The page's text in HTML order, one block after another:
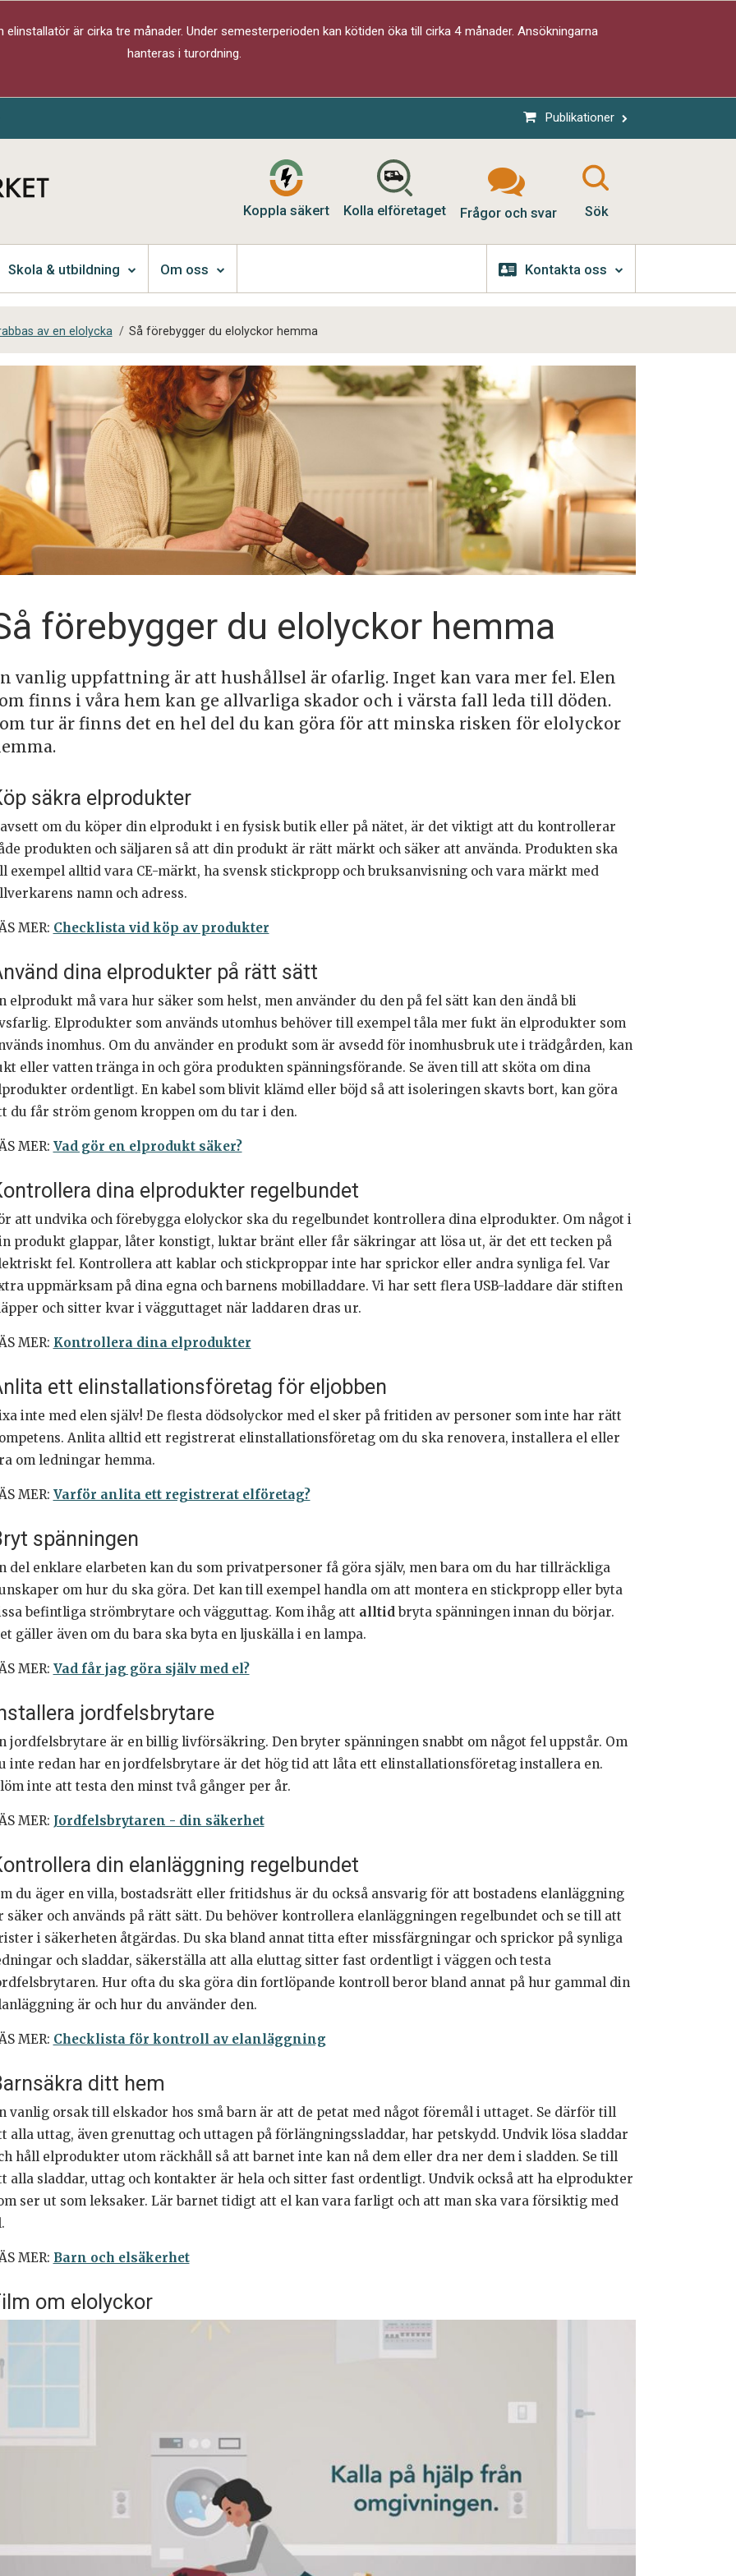
är cirka tre månader. Under semesterperioden kan kötiden öka till cirka 4 månader. Ansökningarna
hanteras i turordning.
Publikationer
Koppla säkert Kolla elföretaget Frågor och svar Sök
Skola & utbildning Om oss Kontakta oss
av en elolycka / Så förebygger du elolyckor hemma
förebygger du elolyckor hemma
vanlig uppfattning är att hushållsel är ofarlig. Inget kan vara mer fel. Elen
finns i våra hem kan ge allvarliga skador och i värsta fall leda till döden.
tur är finns det en hel del du kan göra för att minska risken för elolyckor
säkra elprodukter
om du köper din elprodukt i en fysisk butik eller på nätet, är det viktigt att du kontrollerar
produkten och säljaren så att din produkt är rätt märkt och säker att använda. Produkten ska
exempel alltid vara CE-märkt, ha svensk stickpropp och bruksanvisning och vara märkt med
namn och adress.
MER: Checklista vid köp av produkter
dina elprodukter på rätt sätt
elprodukt må vara hur säker som helst, men använder du den på fel sätt kan den ändå bli
Elprodukter som används utomhus behöver till exempel tåla mer fukt än elprodukter som
inomhus. Om du använder en produkt som är avsedd för inomhusbruk ute i trädgården, kan
eller vatten tränga in och göra produkten spänningsförande. Se även till att sköta om dina
ordentligt. En kabel som blivit klämd eller böjd så att isoleringen skavts bort, kan göra
du får ström genom kroppen om du tar i den.
MER: Vad gör en elprodukt säker?
dina elprodukter regelbundet
att undvika och förebygga elolyckor ska du regelbundet kontrollera dina elprodukter. Om något i
produkt glappar, låter konstigt, luktar bränt eller får säkringar att lösa ut, är det ett tecken på
fel. Kontrollera att kablar och stickproppar inte har sprickor eller andra synliga fel. Var
uppmärksam på dina egna och barnens mobilladdare. Vi har sett flera USB-laddare där stiften
och sitter kvar i vägguttaget när laddaren dras ur.
MER: Kontrollera dina elprodukter
ett elinstallationsföretag för eljobben
inte med elen själv! De flesta dödsolyckor med el sker på fritiden av personer som inte har rätt
Anlita alltid ett registrerat elinstallationsföretag om du ska renovera, installera el eller
om ledningar hemma.
MER: Varför anlita ett registrerat elföretag?
spänningen
del enklare elarbeten kan du som privatpersoner få göra själv, men bara om du har tillräckliga
om hur du ska göra. Det kan till exempel handla om att montera en stickpropp eller byta
befintliga strömbrytare och vägguttag. Kom ihåg att alltidbryta spänningen innan du börjar.
gäller även om du bara ska byta en ljuskälla i en lampa.
MER: Vad får jag göra själv med el?
jordfelsbrytare
jordfelsbrytare är en billig livförsäkring. Den bryter spänningen snabbt om något fel uppstår. Om
inte redan har en jordfelsbrytare är det hög tid att låta ett elinstallationsföretag installera en.
inte att testa den minst två gånger per år.
MER: Jordfelsbrytaren - din säkerhet
din elanläggning regelbundet
du äger en villa, bostadsrätt eller fritidshus är du också ansvarig för att bostadens elanläggning
säker och används på rätt sätt. Du behöver kontrollera elanläggningen regelbundet och se till att
i säkerheten åtgärdas. Du ska bland annat titta efter missfärgningar och sprickor på synliga
och sladdar, säkerställa att alla eluttag sitter fast ordentligt i väggen och testa
Hur ofta du ska göra din fortlöpande kontroll beror bland annat på hur gammal din
är och hur du använder den.
MER: Checklista för kontroll av elanläggning
ditt hem
vanlig orsak till elskador hos små barn är att de petat med något föremål i uttaget. Se därför till
alla uttag, även grenuttag och uttagen på förlängningssladdar, har petskydd. Undvik lösa sladdar
håll elprodukter utom räckhåll så att barnet inte kan nå dem eller dra ner dem i sladden. Se till
alla sladdar, uttag och kontakter är hela och sitter fast ordentligt. Undvik också att ha elprodukter
ser ut som leksaker. Lär barnet tidigt att el kan vara farligt och att man ska vara försiktig med
MER: Barn och elsäkerhet
om elolyckor